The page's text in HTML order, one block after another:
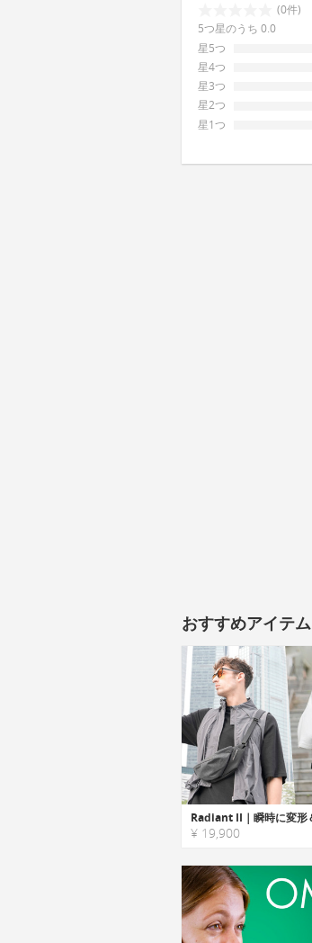
(0件)
5つ星のうち 0.0
星5つ
星4つ
星3つ
星2つ
星1つ
おすすめアイテム
¥ 19,900